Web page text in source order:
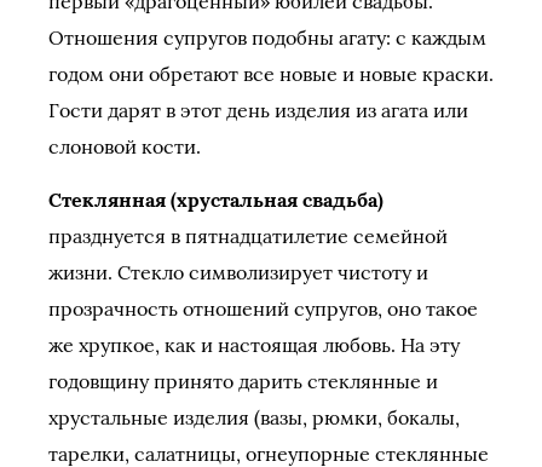
Отношения супругов подобны агату: с каждым
годом они обретают все новые и новые краски.
Гости дарят в этот день изделия из агата или
слоновой кости.
Стеклянная (хрустальная свадьба)
празднуется в пятнадцатилетие семейной
жизни. Стекло символизирует чистоту и
прозрачность отношений супругов, оно такое
же хрупкое, как и настоящая любовь. На эту
годовщину принято дарить стеклянные и
хрустальные изделия (вазы, рюмки, бокалы,
тарелки, салатницы, огнеупорные стеклянные